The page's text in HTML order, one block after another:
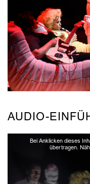
AUDIO-
Bei Anklicken dieses
übertragen.